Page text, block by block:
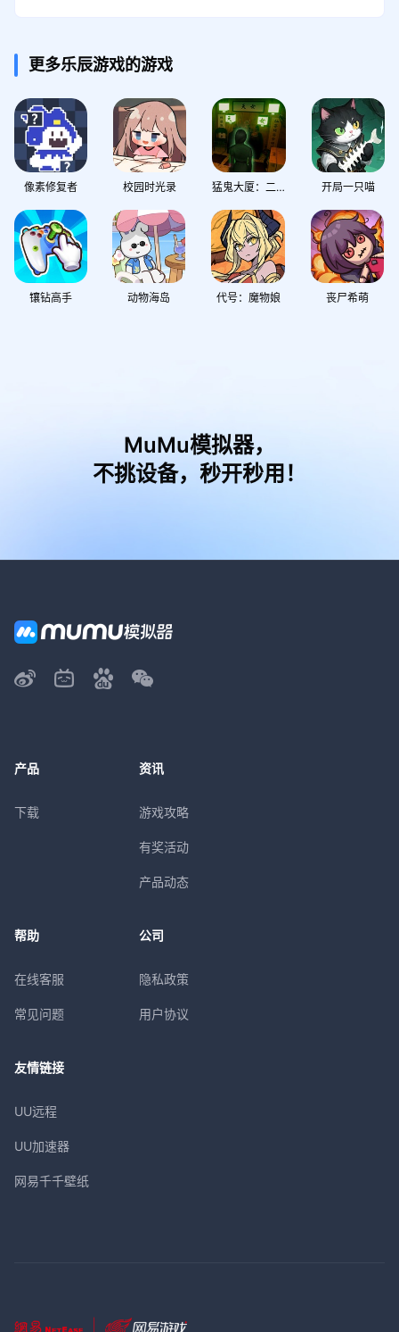
更多乐辰游戏的游戏
像素修复者 校园时光录 猛鬼大厦：二楼的辫子姑娘 开局一只喵
镶钻高手 动物海岛 代号：魔物娘 丧尸希萌
MuMu模拟器，
不挑设备，秒开秒用！
产品
下载
资讯
游戏攻略
有奖活动
产品动态
帮助
在线客服
常见问题
公司
隐私政策
用户协议
友情链接
UU远程
UU加速器
网易千千壁纸